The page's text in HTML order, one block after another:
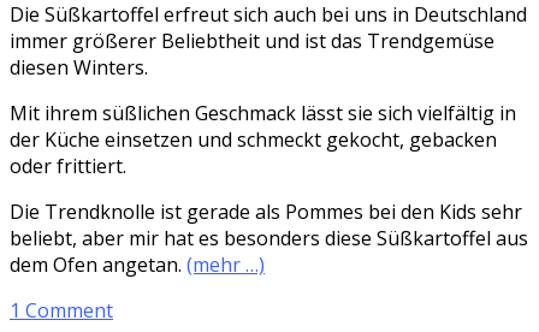
Die Süßkartoffel erfreut sich auch bei uns in Deutschland
immer größerer Beliebtheit und ist das Trendgemüse
diesen Winters.
Mit ihrem süßlichen Geschmack lässt sie sich vielfältig in
der Küche einsetzen und schmeckt gekocht, gebacken
oder frittiert.
Die Trendknolle ist gerade als Pommes bei den Kids sehr
beliebt, aber mir hat es besonders diese Süßkartoffel aus
dem Ofen angetan. (mehr …)
1 Comment